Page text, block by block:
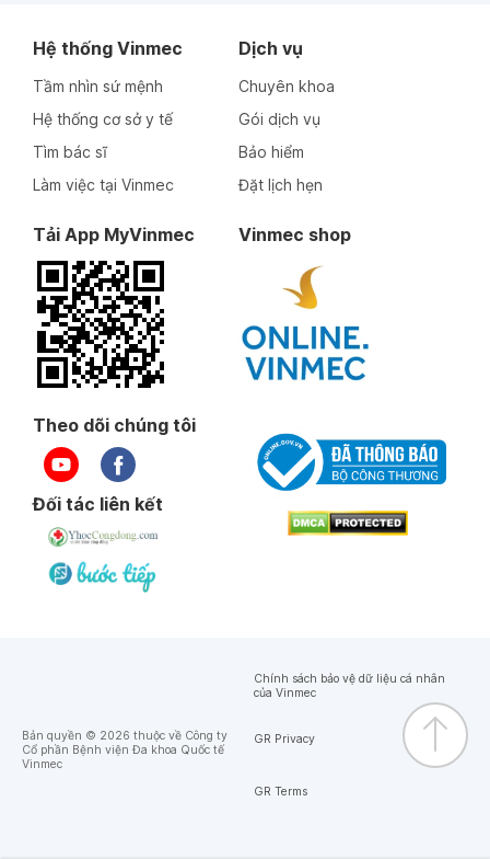
Ngày 17-10-2025
Ngày 03-10-2025
Ngày 25-09-2025
Ngày 19-09-2025
Ngày 13-09-2025
Ngày 06-09-2025
Ngày 21-08-2025
Hệ thống Vinmec
Tầm nhìn sứ mệnh
Hệ thống cơ sở y tế
Tìm bác sĩ
Làm việc tại Vinmec
Dịch vụ
Chuyên khoa
Gói dịch vụ
Bảo hiểm
Đặt lịch hẹn
Tải App MyVinmec Vinmec shop
Theo dõi chúng tôi
Đối tác liên kết
Bản quyền © 2026 thuộc về Công ty
Cổ phần Bệnh viện Đa khoa Quốc tế
Vinmec
Chính sách bảo vệ dữ liệu cá nhân
của Vinmec
GR Privacy
GR Terms